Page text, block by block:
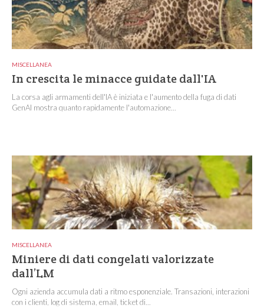
MISCELLANEA
In crescita le minacce guidate dall'IA
La corsa agli armamenti dell'IA è iniziata e l'aumento della fuga di dati
GenAI mostra quanto rapidamente l'automazione...
MISCELLANEA
Miniere di dati congelati valorizzate
dall’LM
Ogni azienda accumula dati a ritmo esponenziale. Transazioni, interazioni
con i clienti, log di sistema, email, ticket di...